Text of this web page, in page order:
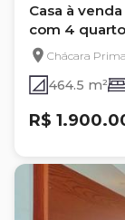
Casa à
com 4
Chácara
464.5 m²
R$